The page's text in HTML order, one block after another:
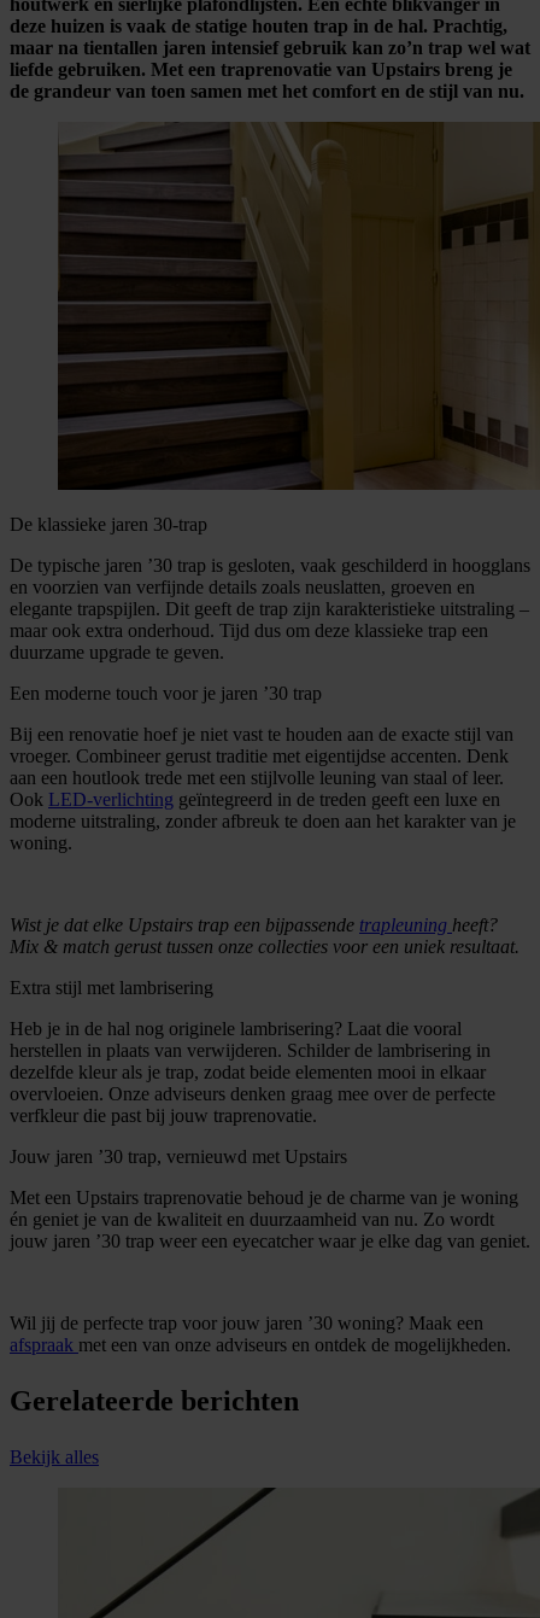
deze huizen is vaak de statige houten trap in de hal. Prachtig,
maar na tientallen jaren intensief gebruik kan zo’n trap wel wat
liefde gebruiken. Met een traprenovatie van Upstairs breng je
de grandeur van toen samen met het comfort en de stijl van nu.
De klassieke jaren 30-trap
De typische jaren ’30 trap is gesloten, vaak geschilderd in hoogglans
en voorzien van verfijnde details zoals neuslatten, groeven en
elegante trapspijlen. Dit geeft de trap zijn karakteristieke uitstraling –
maar ook extra onderhoud. Tijd dus om deze klassieke trap een
duurzame upgrade te geven.
Een moderne touch voor je jaren ’30 trap
Bij een renovatie hoef je niet vast te houden aan de exacte stijl van
vroeger. Combineer gerust traditie met eigentijdse accenten. Denk
aan een houtlook trede met een stijlvolle leuning van staal of leer.
Ook LED-verlichting geïntegreerd in de treden geeft een luxe en
moderne uitstraling, zonder afbreuk te doen aan het karakter van je
woning.
Wist je dat elke Upstairs trap een bijpassende trapleuning heeft?
Mix & match gerust tussen onze collecties voor een uniek resultaat.
Extra stijl met lambrisering
Heb je in de hal nog originele lambrisering? Laat die vooral
herstellen in plaats van verwijderen. Schilder de lambrisering in
dezelfde kleur als je trap, zodat beide elementen mooi in elkaar
overvloeien. Onze adviseurs denken graag mee over de perfecte
verfkleur die past bij jouw traprenovatie.
Jouw jaren ’30 trap, vernieuwd met Upstairs
Met een Upstairs traprenovatie behoud je de charme van je woning
én geniet je van de kwaliteit en duurzaamheid van nu. Zo wordt
jouw jaren ’30 trap weer een eyecatcher waar je elke dag van geniet.
Wil jij de perfecte trap voor jouw jaren ’30 woning? Maak een
afspraak met een van onze adviseurs en ontdek de mogelijkheden.
Gerelateerde berichten
Bekijk alles